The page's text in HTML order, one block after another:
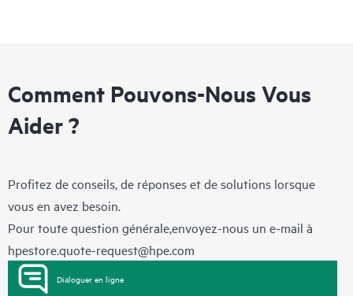
Comment Pouvons-Nous Vous
Aider ?
Profitez de conseils, de réponses et de solutions lorsque
vous en avez besoin.
Pour toute question générale,envoyez-nous un e-mail à
hpestore.quote-request@hpe.com
Dialoguer en ligne